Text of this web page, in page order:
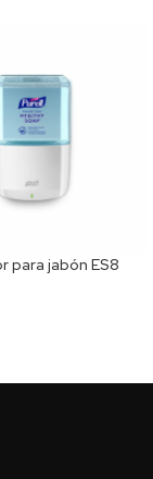
para jabón ES8